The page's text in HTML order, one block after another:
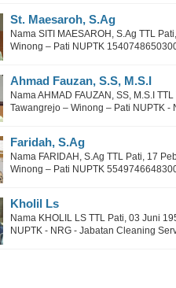
St. Maesaroh, S.Ag
Nama SITI MAESAROH, S.Ag TTL
Winong – Pati NUPTK
Ahmad Fauzan, S.S, M.S.I
Nama AHMAD FAUZAN, SS, M.S.I
Tawangrejo – Winong – Pati NUPTK -
Faridah, S.Ag
Nama FARIDAH, S.Ag TTL Pati, 17
Winong – Pati NUPTK
Kholil Ls
Nama KHOLIL LS TTL Pati, 03 Juni
NUPTK - NRG - Jabatan Cleaning